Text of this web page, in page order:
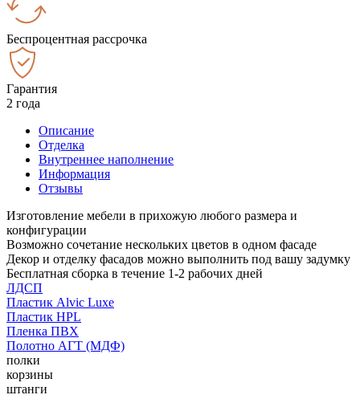
Беспроцентная рассрочка
Гарантия
2 года
Описание
Отделка
Внутреннее наполнение
Информация
Отзывы
Изготовление мебели в прихожую любого размера и
конфигурации
Возможно сочетание нескольких цветов в одном фасаде
Декор и отделку фасадов можно выполнить под вашу задумку
Бесплатная сборка в течение 1-2 рабочих дней
ЛДСП
Пластик Alvic Luxe
Пластик HPL
Пленка ПВХ
Полотно АГТ (МДФ)
полки
корзины
штанги